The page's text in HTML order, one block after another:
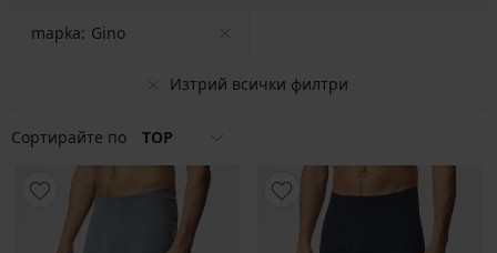
Изтрий всички филтри
mapka: Gino
Сортирайте по TOP